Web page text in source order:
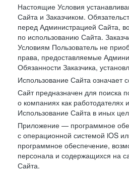
Настоящие Условия
Сайта и Заказчиком.
перед Администрацией Сайта,
по использованию Сайта.
Условиям Пользователь не
права, предоставляемые
Обязанности Заказчика,
Использование Сайта означает
Сайт предназначен для поиска
о компаниях как работодателях
Использование Сайта в иных
Приложение — программное
с операционной системой iOS
программное обеспечение,
персонала и содержащихся на
Сайта.